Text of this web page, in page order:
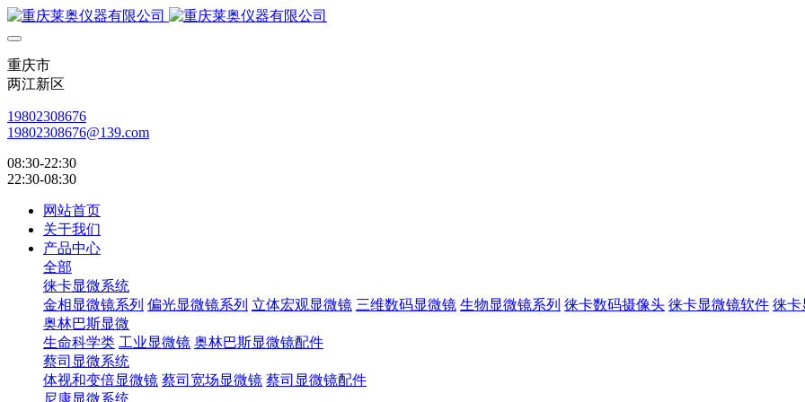
重庆市
两江新区
19802308676
19802308676@139.com
08:30-22:30
22:30-08:30
网站首页
关于我们
产品中心
全部
徕卡显微系统
金相显微镜系列 偏光显微镜系列 立体宏观显微镜 三维数码显微镜 生物显微镜系列 徕卡数码摄像头 徕卡显微镜软件 徕卡
奥林巴斯显微
生命科学类 工业显微镜 奥林巴斯显微镜配件
蔡司显微系统
体视和变倍显微镜 蔡司宽场显微镜 蔡司显微镜配件
尼康显微系统